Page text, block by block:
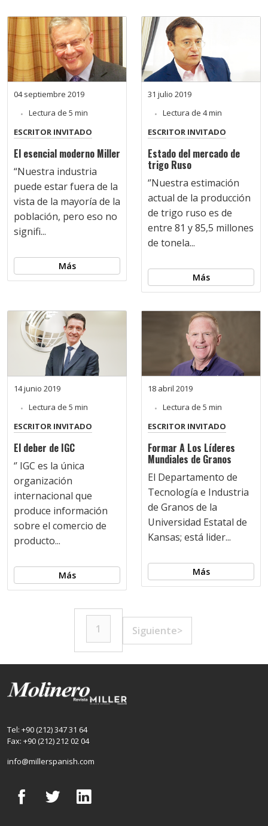
04 septiembre 2019
Lectura de 5 min
ESCRITOR INVITADO
El esencial moderno Miller
“Nuestra industria
puede estar fuera de la
vista de la mayoría de la
población, pero eso no
signifi...
Más
31 julio 2019
Lectura de 4 min
ESCRITOR INVITADO
Estado del mercado de
trigo Ruso
‘’Nuestra estimación
actual de la producción
de trigo ruso es de
entre 81 y 85,5 millones
de tonela...
Más
14 junio 2019
Lectura de 5 min
ESCRITOR INVITADO
El deber de IGC
‘’ IGC es la única
organización
internacional que
produce información
sobre el comercio de
producto...
Más
18 abril 2019
Lectura de 5 min
ESCRITOR INVITADO
Formar A Los Líderes
Mundiales de Granos
El Departamento de
Tecnología e Industria
de Granos de la
Universidad Estatal de
Kansas; está lider...
Más
1 Siguiente>
Tel: +90 (212) 347 31 64
Fax: +90 (212) 212 02 04
info@millerspanish.com